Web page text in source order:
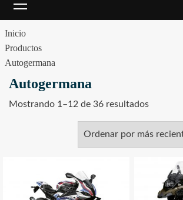
principal
Inicio
Productos
Autogermana
Autogermana
Mostrando 1–12 de 36 resultadosSorted
latest